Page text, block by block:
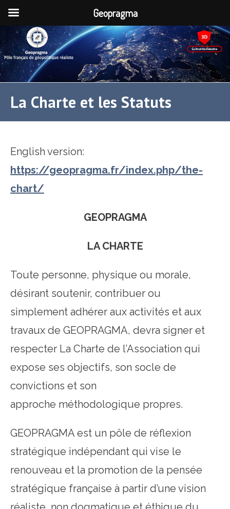
La Charte et les Statuts
English version:
https://geopragma.fr/index.php/the-
chart/
GEOPRAGMA
LA CHARTE
Toute personne, physique ou morale,
désirant soutenir, contribuer ou
simplement adhérer aux activités et aux
travaux de GEOPRAGMA, devra signer et
respecter La Charte de l’Association qui
expose ses objectifs, son socle de
convictions et son
approche méthodologique propres.
GEOPRAGMA est un pôle de réflexion
stratégique indépendant qui vise le
renouveau et la promotion de la pensée
stratégique française à partir d’une vision
Geopragma